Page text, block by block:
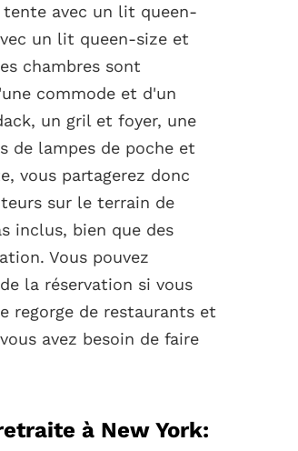
avec un lit queen-
un lit queen-size et
chambres sont
commode et d'un
un gril et foyer, une
de lampes de poche et
vous partagerez donc
sur le terrain de
inclus, bien que des
Vous pouvez
la réservation si vous
regorge de restaurants et
avez besoin de faire
à New York: